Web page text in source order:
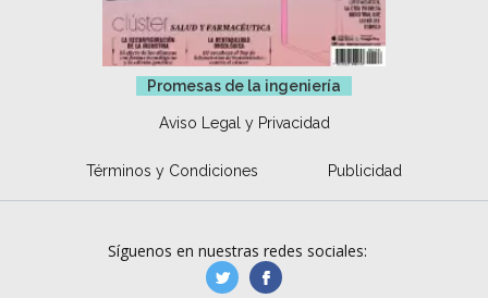
Promesas de la ingeniería
Aviso Legal y Privacidad
Términos y Condiciones Publicidad
Síguenos en nuestras redes sociales:
manufacturaGE